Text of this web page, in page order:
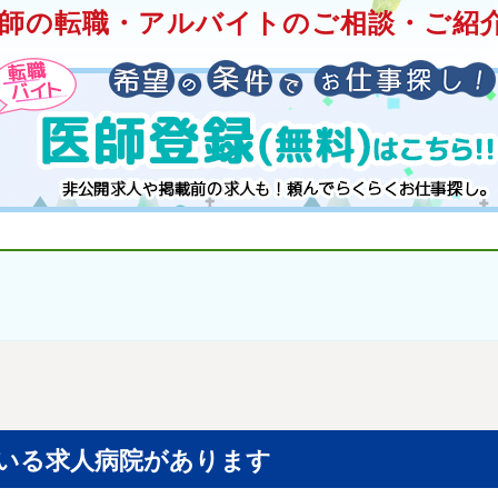
の転職・アルバイトのご相談・ご紹
る求人病院があります